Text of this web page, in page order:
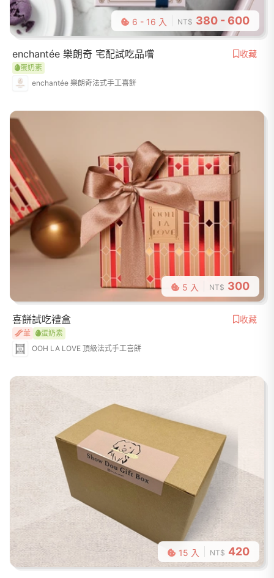
6 - 16 入 NT$ 380 - 600
enchantée 樂朗奇 宅配試吃品嚐 收藏
蛋奶素
enchantée 樂朗奇法式手工喜餅
5 入 NT$ 300
喜餅試吃禮盒 收藏
葷
蛋奶素
OOH LA LOVE 頂級法式手工喜餅
15 入 NT$ 420